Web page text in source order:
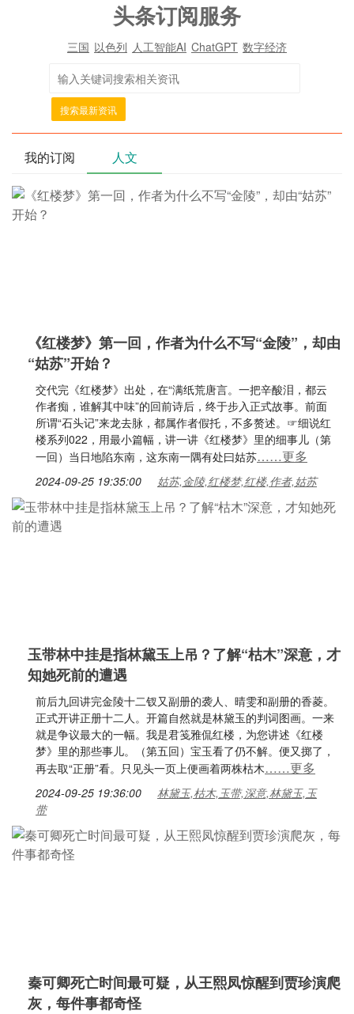
头条订阅服务
三国 以色列 人工智能AI ChatGPT 数字经济
搜索最新资讯
我的订阅 人文
《红楼梦》第一回，作者为什么不写“金陵”，却由
“姑苏”开始？
交代完《红楼梦》出处，在“满纸荒唐言。一把辛酸泪，都云
作者痴，谁解其中味”的回前诗后，终于步入正式故事。前面
所谓“石头记”来龙去脉，都属作者假托，不多赘述。☞细说红
楼系列022，用最小篇幅，讲一讲《红楼梦》里的细事儿（第
一回）当日地陷东南，这东南一隅有处曰姑苏……更多
2024-09-25 19:35:00 姑苏,金陵,红楼梦,红楼,作者,姑苏
玉带林中挂是指林黛玉上吊？了解“枯木”深意，才
知她死前的遭遇
前后九回讲完金陵十二钗又副册的袭人、晴雯和副册的香菱。
正式开讲正册十二人。开篇自然就是林黛玉的判词图画。一来
就是争议最大的一幅。我是君笺雅侃红楼，为您讲述《红楼
梦》里的那些事儿。（第五回）宝玉看了仍不解。便又掷了，
再去取“正册”看。只见头一页上便画着两株枯木……更多
2024-09-25 19:36:00
林黛玉,枯木,玉带,深意,林黛玉,玉
带
秦可卿死亡时间最可疑，从王熙凤惊醒到贾珍演爬
灰，每件事都奇怪